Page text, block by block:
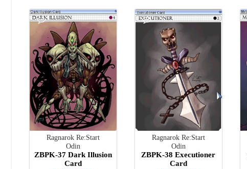
Ragnarok Re:Start
Odin
ZBPK-37 Dark Illusion
Card
Ragnarok Re:Start
Odin
ZBPK-38 Executioner
Card